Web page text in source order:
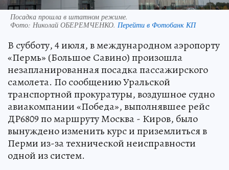
Посадка прошла в штатном режиме.
Фото: Николай ОБЕРЕМЧЕНКО. Перейти в Фотобанк КП
В субботу, 4 июля, в международном аэропорту
«Пермь» (Большое Савино) произошла
незапланированная посадка пассажирского
самолета. По сообщению Уральской
транспортной прокуратуры, воздушное судно
авиакомпании «Победа», выполнявшее рейс
ДР6809 по маршруту Москва - Киров, было
вынуждено изменить курс и приземлиться в
Перми из-за технической неисправности
одной из систем.